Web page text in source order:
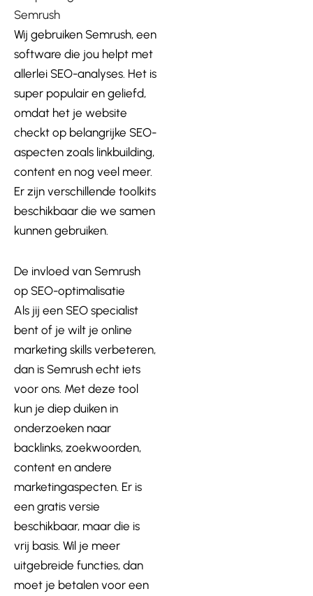
Semrush
Wij gebruiken Semrush, een
software die jou helpt met
allerlei SEO-analyses. Het is
super populair en geliefd,
omdat het je website
checkt op belangrijke SEO-
aspecten zoals linkbuilding,
content en nog veel meer.
Er zijn verschillende toolkits
beschikbaar die we samen
kunnen gebruiken.
De invloed van Semrush
op SEO-optimalisatie
Als jij een SEO specialist
bent of je wilt je online
marketing skills verbeteren,
dan is Semrush echt iets
voor ons. Met deze tool
kun je diep duiken in
onderzoeken naar
backlinks, zoekwoorden,
content en andere
marketingaspecten. Er is
een gratis versie
beschikbaar, maar die is
vrij basis. Wil je meer
uitgebreide functies, dan
moet je betalen voor een